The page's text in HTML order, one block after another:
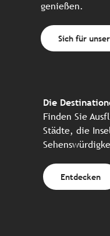
genießen.
Sich für
Die
Finden Sie
Städte, die
Entdecken